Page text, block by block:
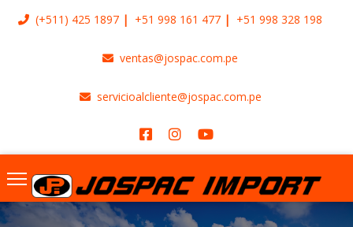
(+511) 425 1897 +51 998 161 477 +51 998 328 198
ventas@jospac.com.pe
servicioalcliente@jospac.com.pe